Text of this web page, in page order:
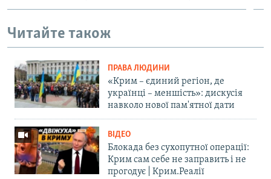
Читайте також
ПРАВА ЛЮДИНИ
«Крим – єдиний регіон, де
українці – меншість»: дискусія
навколо нової пам'ятної дати
ВІДЕО
Блокада без сухопутної операції:
Крим сам себе не заправить і не
прогодує | Крим.Реалії